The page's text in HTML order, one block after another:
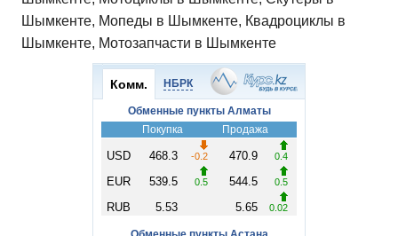
Шымкенте, Мопеды в Шымкенте, Квадроциклы в
Шымкенте, Мотозапчасти в Шымкенте